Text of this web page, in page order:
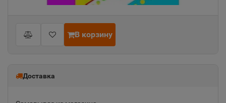
В корзину
Доставка